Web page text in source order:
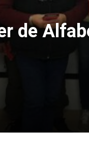
de